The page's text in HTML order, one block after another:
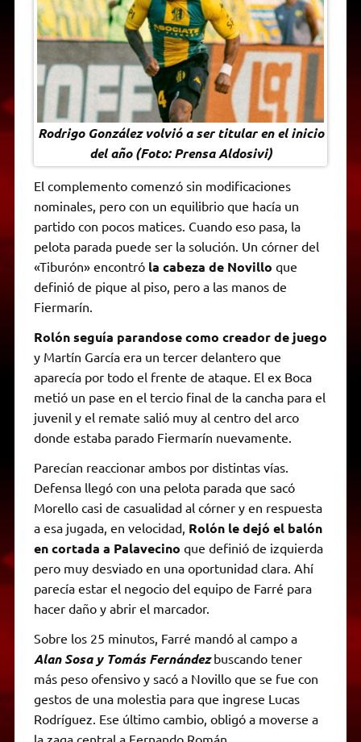
Rodrigo González volvió a ser titular en el inicio
del año (Foto: Prensa Aldosivi)
El complemento comenzó sin modificaciones
nominales, pero con un equilibrio que hacía un
partido con pocos matices. Cuando eso pasa, la
pelota parada puede ser la solución. Un córner del
«Tiburón» encontró la cabeza de Novillo que
definió de pique al piso, pero a las manos de
Fiermarín.
Rolón seguía parandose como creador de juego
y Martín García era un tercer delantero que
aparecía por todo el frente de ataque. El ex Boca
metió un pase en el tercio final de la cancha para el
juvenil y el remate salió muy al centro del arco
donde estaba parado Fiermarín nuevamente.
Parecían reaccionar ambos por distintas vías.
Defensa llegó con una pelota parada que sacó
Morello casi de casualidad al córner y en respuesta
a esa jugada, en velocidad, Rolón le dejó el balón
en cortada a Palavecino que definió de izquierda
pero muy desviado en una oportunidad clara. Ahí
parecía estar el negocio del equipo de Farré para
hacer daño y abrir el marcador.
Sobre los 25 minutos, Farré mandó al campo a
Alan Sosa y Tomás Fernándezbuscando tener
más peso ofensivo y sacó a Novillo que se fue con
gestos de una molestia para que ingrese Lucas
Rodríguez. Ese último cambio, obligó a moverse a
la zaga central a Fernando Román.